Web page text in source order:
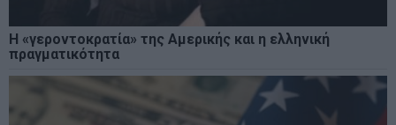
Η «γεροντοκρατία» της Αμερικής και η ελληνική
πραγματικότητα